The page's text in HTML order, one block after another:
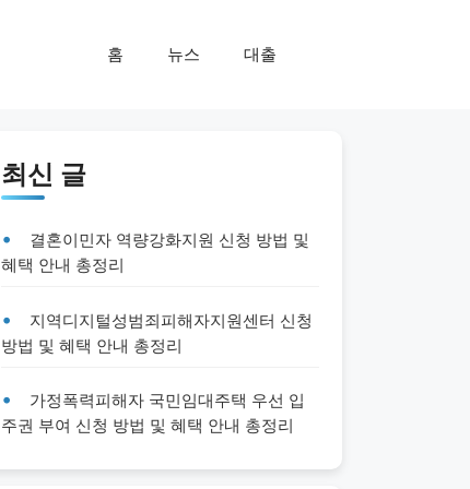
홈 뉴스 대출
최신 글
결혼이민자 역량강화지원 신청 방법 및
혜택 안내 총정리
지역디지털성범죄피해자지원센터 신청
방법 및 혜택 안내 총정리
가정폭력피해자 국민임대주택 우선 입
주권 부여 신청 방법 및 혜택 안내 총정리